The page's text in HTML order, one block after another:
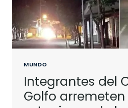
MUNDO
Integrantes del
Golfo